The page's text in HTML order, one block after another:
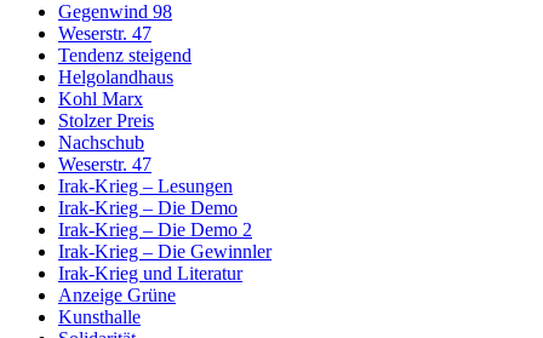
Gegenwind 98
Weserstr. 47
Tendenz steigend
Helgolandhaus
Kohl Marx
Stolzer Preis
Nachschub
Weserstr. 47
Irak-Krieg – Lesungen
Irak-Krieg – Die Demo
Irak-Krieg – Die Demo 2
Irak-Krieg – Die Gewinnler
Irak-Krieg und Literatur
Anzeige Grüne
Kunsthalle